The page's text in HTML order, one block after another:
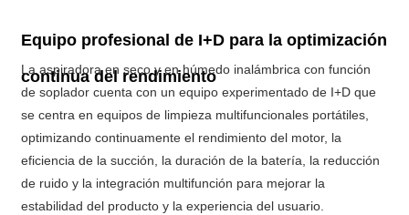
Equipo profesional de I+D para la optimización
continua del rendimiento
La aspiradora en seco y en húmedo inalámbrica con función
de soplador cuenta con un equipo experimentado de I+D que
se centra en equipos de limpieza multifuncionales portátiles,
optimizando continuamente el rendimiento del motor, la
eficiencia de la succión, la duración de la batería, la reducción
de ruido y la integración multifunción para mejorar la
estabilidad del producto y la experiencia del usuario.